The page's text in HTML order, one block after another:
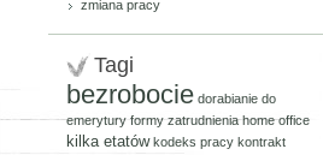
zmiana pracy
Tagi
bezrobocie dorabianie do
emerytury formy zatrudnienia home office
kilka etatów kodeks pracy kontrakt